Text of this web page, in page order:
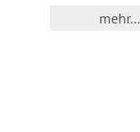
mehr...